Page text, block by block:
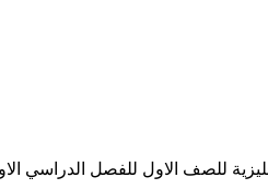
للفصل الدراسي الاول عدد اوراق هذا